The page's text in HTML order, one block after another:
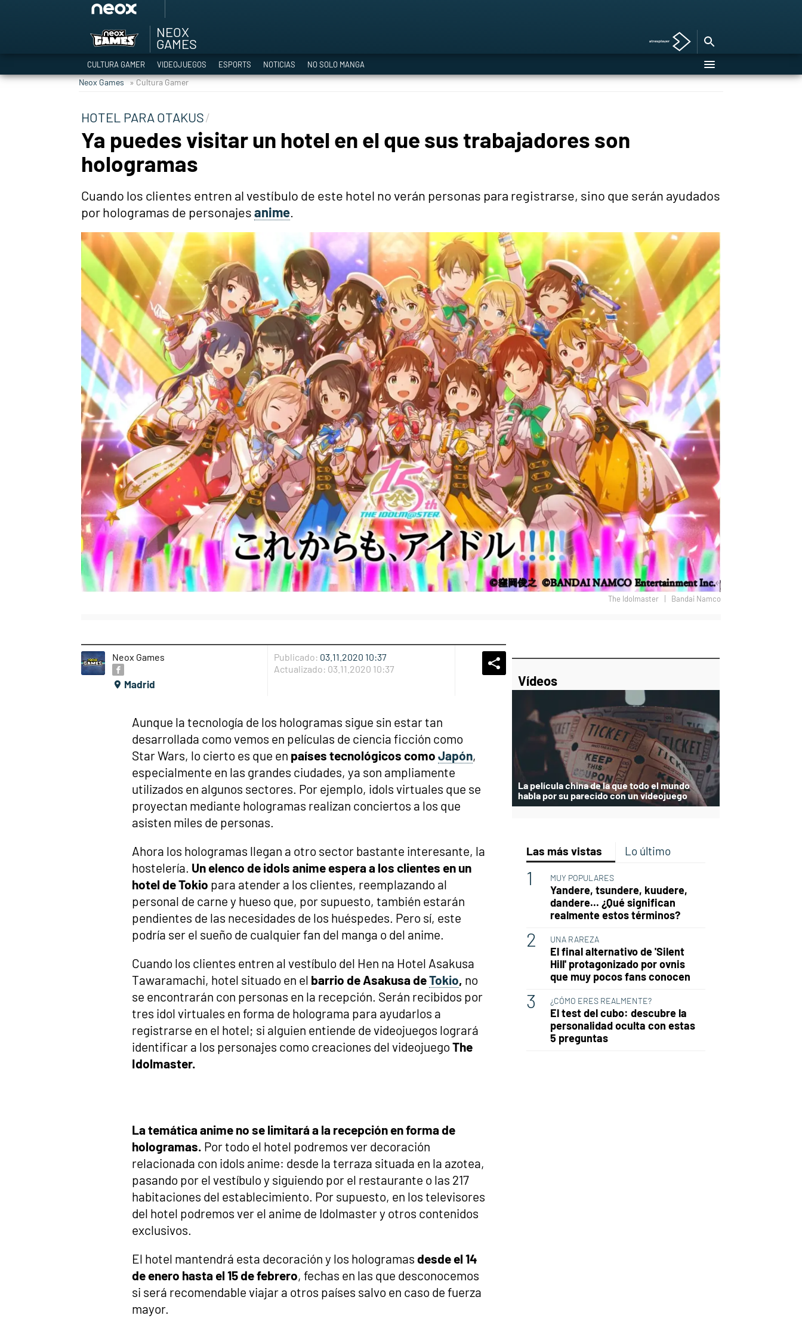
TGA Tercera gala
Hyrule Warriors
Asia peculiar tradición
NEOX
GAMES
CULTURA GAMER VIDEOJUEGOS ESPORTS NOTICIAS NO SOLO MANGA
Neox Games » Cultura Gamer
HOTEL PARA OTAKUS
Ya puedes visitar un hotel en el que sus trabajadores son
hologramas
Cuando los clientes entren al vestíbulo de este hotel no verán personas para registrarse, sino que serán ayudados
por hologramas de personajesanime
Bandai Namco
The Idolmaster
Neox Games
Madrid
Publicado: 03.11.2020 10:37
Actualizado: 03.11.2020 10:37 Whatsapp
Compartir
Aunque la tecnología de los hologramas sigue sin estar tan
desarrollada como vemos en películas de ciencia ficción como
Star Wars, lo cierto es que en países tecnológicos como Japón,
especialmente en las grandes ciudades, ya son ampliamente
utilizados en algunos sectores. Por ejemplo, idols virtuales que se
proyectan mediante hologramas realizan conciertos a los que
asisten miles de personas.
Ahora los hologramas llegan a otro sector bastante interesante, la
hostelería. Un elenco de idols anime espera a los clientes en un
hotel de Tokio para atender a los clientes, reemplazando al
personal de carne y hueso que, por supuesto, también estarán
pendientes de las necesidades de los huéspedes. Pero sí, este
podría ser el sueño de cualquier fan del manga o del anime.
Cuando los clientes entren al vestíbulo del Hen na Hotel Asakusa
Tawaramachi, hotel situado en el barrio de Asakusa deTokio, no
se encontrarán con personas en la recepción. Serán recibidos por
tres idol virtuales en forma de holograma para ayudarlos a
registrarse en el hotel; si alguien entiende de videojuegos logrará
identificar a los personajes como creaciones del videojuego The
Idolmaster.
La temática anime no se limitará a la recepción en forma de
hologramas. Por todo el hotel podremos ver decoración
relacionada con idols anime: desde la terraza situada en la azotea,
pasando por el vestíbulo y siguiendo por el restaurante o las 217
habitaciones del establecimiento. Por supuesto, en los televisores
del hotel podremos ver el anime de Idolmaster y otros contenidos
exclusivos.
El hotel mantendrá esta decoración y los hologramas desde el 14
de enero hasta el 15 de febrero, fechas en las que desconocemos
si será recomendable viajar a otros países salvo en caso de fuerza
mayor.
Vídeos
La película china de la que todo el mundo
habla por su parecido con un videojuego
Las más vistas Lo último
MUY POPULARES
Yandere, tsundere, kuudere,
dandere... ¿Qué significan
realmente estos términos?
UNA RAREZA
El final alternativo de 'Silent
Hill' protagonizado por ovnis
que muy pocos fans conocen
¿CÓMO ERES REALMENTE?
El test del cubo: descubre la
personalidad oculta con estas
5 preguntas